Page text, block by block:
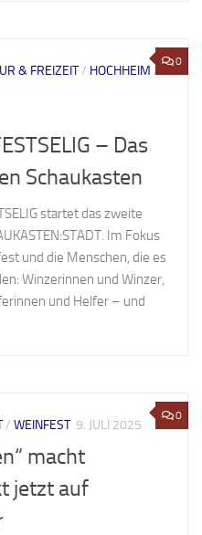
0
& FREIZEIT/ HOCHHEIM /
– Das
Schaukasten
startet das zweite
Im Fokus
und die Menschen, die es
Winzerinnen und Winzer,
und Helfer – und
0
/ WEINFEST 9. JULI 2025
macht
jetzt auf